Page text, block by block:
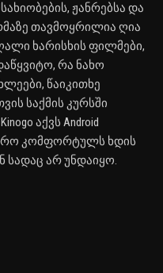
ჟანრებსა და
თავმოყრილია ღია
ხარისხის ფილმები,
რა ნახო
წაიკითხე
საქმის კურსში
აქვს Android
კომფორტულს ხდის
სადაც არ უნდაიყო.